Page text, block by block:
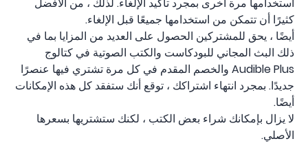
كثيرًا أن تتمكن من استخدامها جميعًا قبل الإلغاء.
أيضًا ، يحق للمشتركين الحصول على العديد من المزايا بما في
ذلك البث المجاني للبودكاست والكتب الصوتية في كتالوج
Audible Plus والخصم المقدم في كل مرة تشتري فيها عنصرًا
جديدًا. بمجرد انتهاء اشتراكك ، توقع أنك ستفقد كل هذه الإمكانات
أيضًا.
لا يزال بإمكانك شراء بعض الكتب ، لكنك ستشتريها بسعرها
الأصلي.